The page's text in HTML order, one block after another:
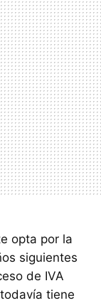
opta por la
siguientes
de IVA
tiene